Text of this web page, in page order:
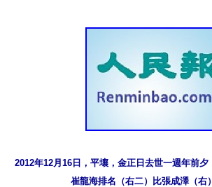
2012年12月16日，平壤，金正日去世一週年前夕
崔龍海排名（右二）比張成澤（右